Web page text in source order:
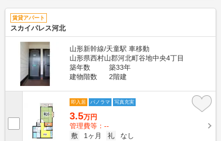
賃貸アパート
スカイパレス河北
山形新幹線/天童駅 車移動
山形県西村山郡河北町谷地中央4丁目
築年数
築33年
建物階数
2階建
即入居 パノラマ 写真充実
3.5万円
管理費等：--
敷
1ヶ月 礼
なし